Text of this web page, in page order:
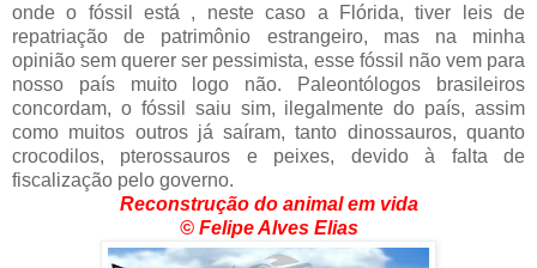
onde o fóssil está , neste caso a Flórida, tiver leis de
repatriação de patrimônio estrangeiro, mas na minha
opinião sem querer ser pessimista, esse fóssil não vem para
nosso país muito logo não. Paleontólogos brasileiros
concordam, o fóssil saiu sim, ilegalmente do país, assim
como muitos outros já saíram, tanto dinossauros, quanto
crocodilos, pterossauros e peixes, devido à falta de
fiscalização pelo governo.
Reconstrução do animal em vida
© Felipe Alves Elias